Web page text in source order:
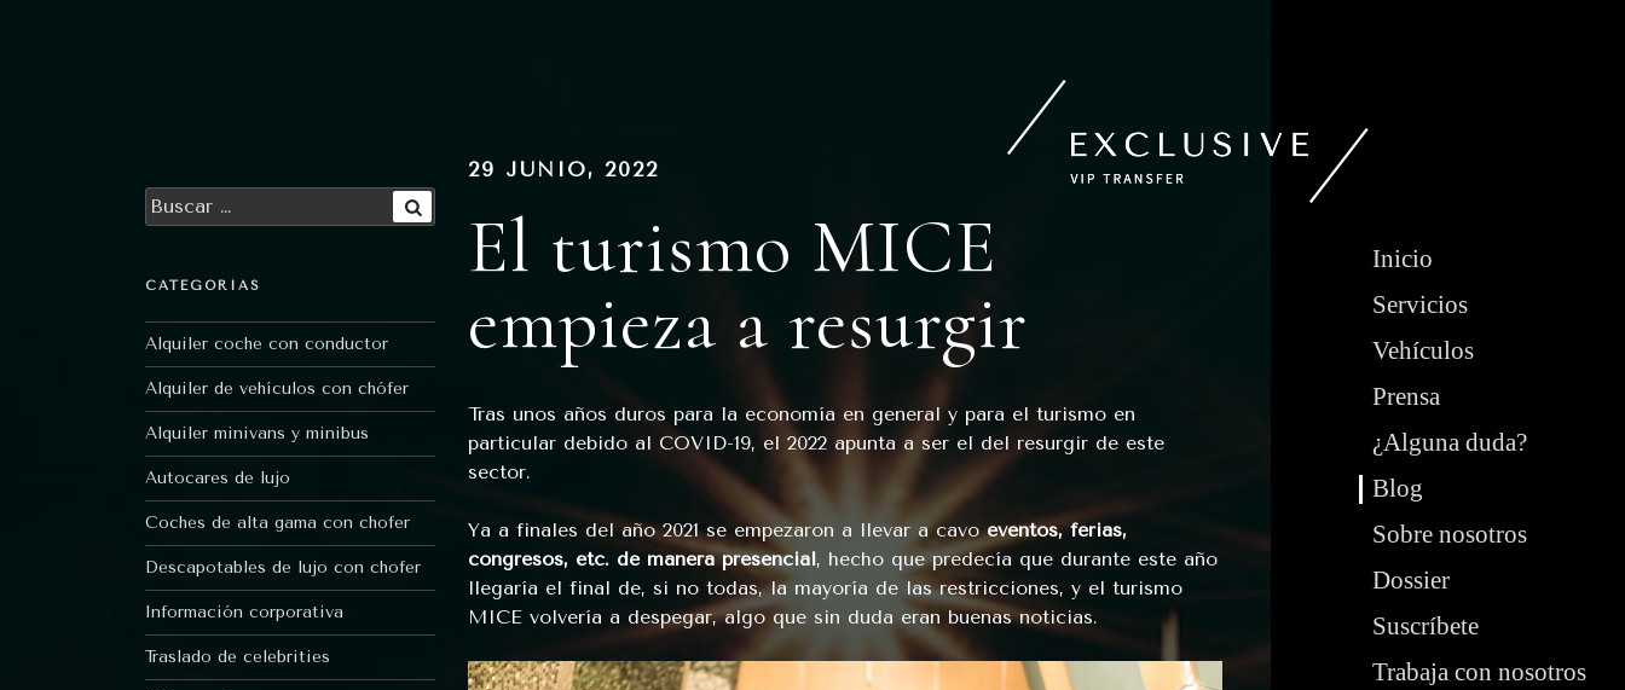
Inicio
Servicios
Vehículos
Prensa
¿Alguna duda?
Blog
Sobre nosotros
Dossier
Suscríbete
Trabaja con nosotros
29 JUNIO, 2022
El turismo MICE
empieza a resurgir
Tras unos años duros para la economía en general y para el turismo en
particular debido al COVID-19, el 2022 apunta a ser el del resurgir de este
sector.
Ya a finales del año 2021 se empezaron a llevar a cavoeventos, ferias,
congresos, etc. de manera presencial, hecho que predecía que durante este año
llegaría el final de, si no todas, la mayoría de las restricciones, y el turismo
MICE volvería a despegar, algo que sin duda eran buenas noticias.
Buscar
por:
CATEGORÍAS
Alquiler coche con conductor
Alquiler de vehículos con chófer
Alquiler minivans y minibus
Autocares de lujo
Coches de alta gama con chofer
Descapotables de lujo con chofer
Información corporativa
Traslado de celebrities